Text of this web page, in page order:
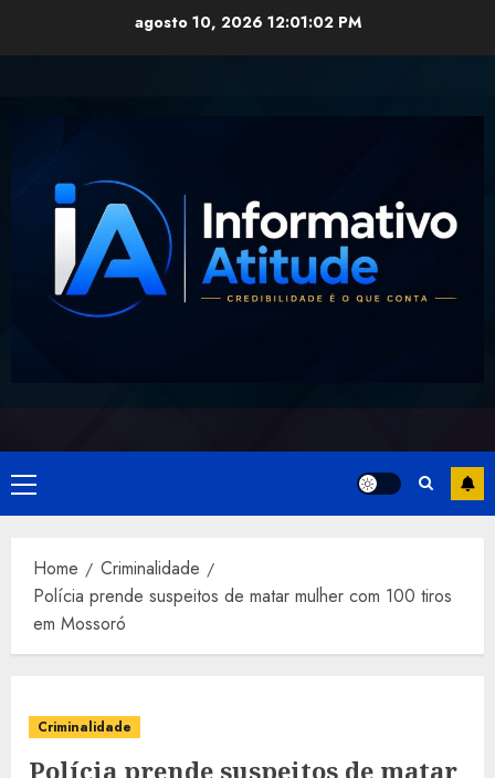
agosto 10, 2026 12:01:02 PM
Primary
Menu
Home
Criminalidade
Polícia prende suspeitos de matar mulher com 100 tiros
em Mossoró
Criminalidade
Polícia prende suspeitos de matar